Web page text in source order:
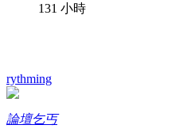
131 小時
rythming
論壇乞丐